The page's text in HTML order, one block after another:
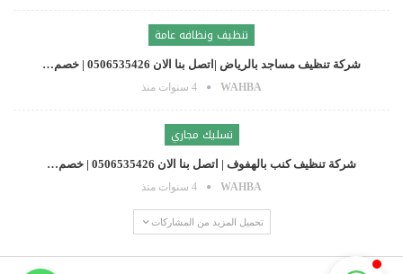
تنظيف ونظافه عامة
شركة تنظيف مساجد بالرياض |اتصل بنا الان 0506535426 | خصم…
WAHBA 4 سنوات منذ
تسليك مجاري
شركة تنظيف كنب بالهفوف | اتصل بنا الان 0506535426 | خصم…
WAHBA 4 سنوات منذ
تحميل المزيد من المشاركات
+966506535426